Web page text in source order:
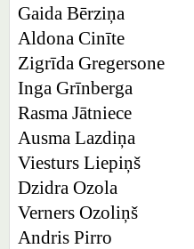
Gaida Bērziņa
Aldona Cinīte
Zigrīda Gregersone
Inga Grīnberga
Rasma Jātniece
Ausma Lazdiņa
Viesturs Liepiņš
Dzidra Ozola
Verners Ozoliņš
Andris Pirro